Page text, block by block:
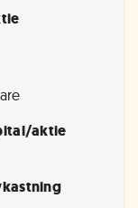
aktie